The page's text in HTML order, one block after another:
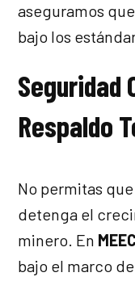
aseguramos
bajo los
Seguridad
Respaldo
No permitas
detenga el
minero. En
bajo el marco